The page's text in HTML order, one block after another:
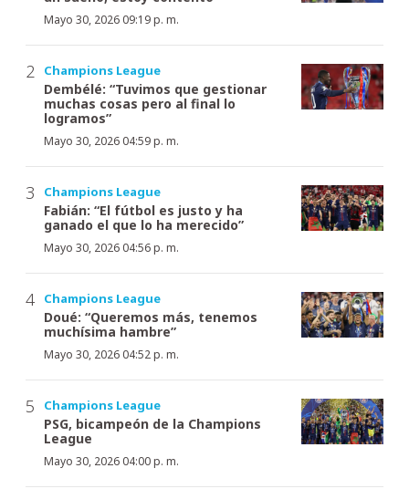
Mayo 30, 2026 09:19 p. m.
Champions League
Dembélé: “Tuvimos que gestionar
muchas cosas pero al final lo
logramos”
Mayo 30, 2026 04:59 p. m.
Champions League
Fabián: “El fútbol es justo y ha
ganado el que lo ha merecido”
Mayo 30, 2026 04:56 p. m.
Champions League
Doué: “Queremos más, tenemos
muchísima hambre”
Mayo 30, 2026 04:52 p. m.
Champions League
PSG, bicampeón de la Champions
League
Mayo 30, 2026 04:00 p. m.